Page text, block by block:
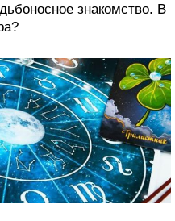
знакомство. В